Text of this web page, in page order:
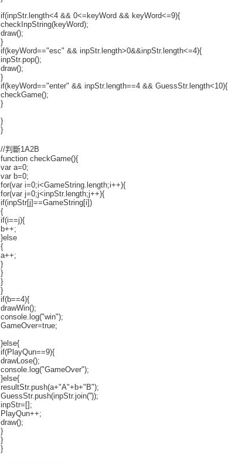
if(inpStr.length<4 && 0<=keyWord && keyWord<=9){
checkInpString(keyWord);
draw();
}
if(keyWord=="esc" && inpStr.length>0&&inpStr.length<=4){
inpStr.pop();
draw();
}
if(keyWord=="enter" && inpStr.length==4 && GuessStr.length<10){
checkGame();
}
}
}
//判斷1A2B
function checkGame(){
var a=0;
var b=0;
for(var i=0;i<GameString.length;i++){
for(var j=0;j<inpStr.length;j++){
if(inpStr[j]==GameString[i])
{
if(i==j){
b++;
}else
{
a++;
}
}
}
}
if(b==4){
drawWin();
console.log("win");
GameOver=true;
}else{
if(PlayQun==9){
drawLose();
console.log("GameOver");
}else{
resultStr.push(a+"A"+b+"B");
GuessStr.push(inpStr.join(''));
inpStr=[];
PlayQun++;
draw();
}
}
}